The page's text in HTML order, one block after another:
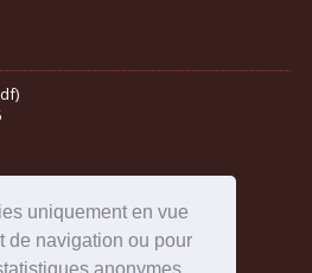
uniquement en vue
de navigation ou pour
anonymes.